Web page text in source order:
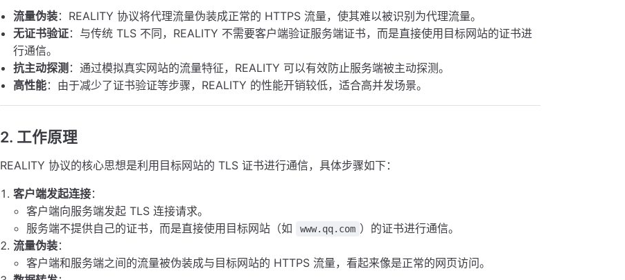
流量伪装：REALITY 协议将代理流量伪装成正常的 HTTPS 流量，使其难以被识别为代理流量。
无证书验证：与传统 TLS 不同，REALITY 不需要客户端验证服务端证书，而是直接使用目标网站的证书进
行通信。
抗主动探测 ：通过模拟真实网站的流量特征，REALITY 可以有效防止服务端被主动探测。
高性能：由于减少了证书验证等步骤，REALITY 的性能开销较低，适合高并发场景。
2. 工作原理
REALITY 协议的核心思想是利用目标网站的 TLS 证书进行通信，具体步骤如下：
客户端发起连接：
客户端向服务端发起 TLS 连接请求。
服务端不提供自己的证书，而是直接使用目标网站（如
www.qq.com ）的证书进行通信。
流量伪装：
客户端和服务端之间的流量被伪装成与目标网站的 HTTPS 流量，看起来像是正常的网页访问。